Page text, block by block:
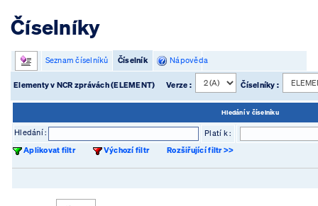
Číselníky
Seznam číselníků Číselník Nápověda
Elementy v NCR zprávách (ELEMENT) Verze : Číselníky :
Hledání v číselníku
Hledání :
Platí k :
Aplikovat filtr
Výchozí filtr Rozšiřující filtr >>